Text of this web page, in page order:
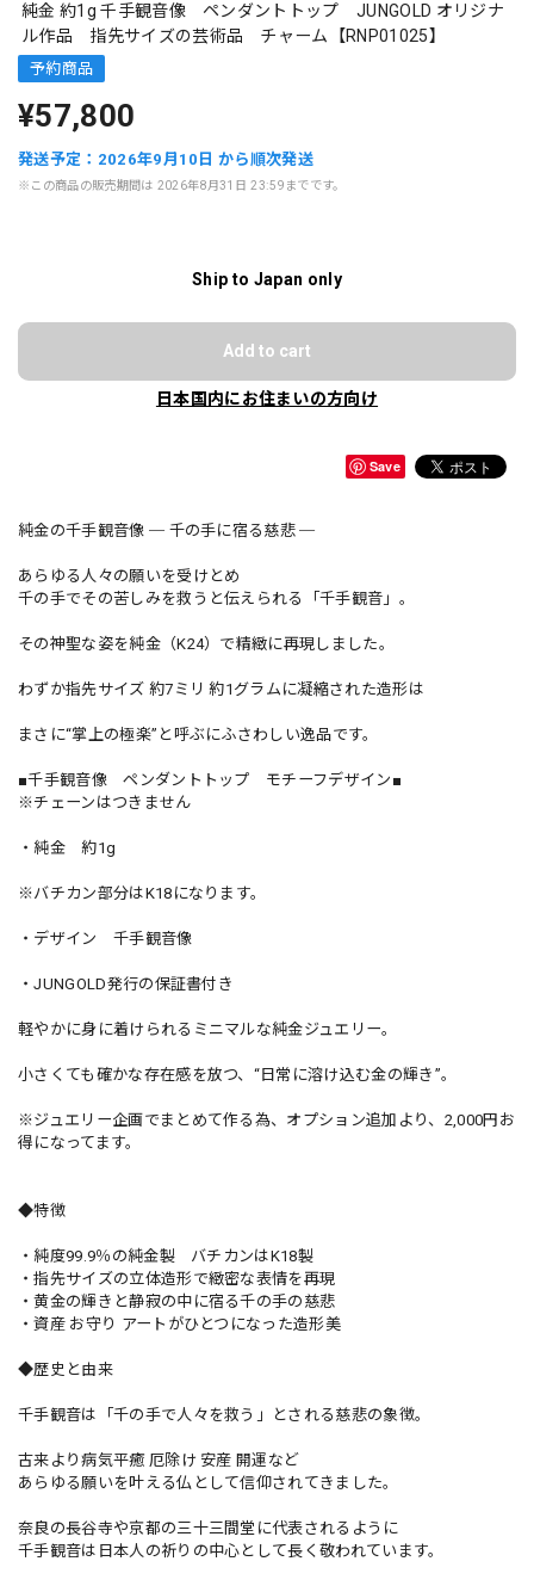
純金 約1g 千手観音像 ペンダントトップ JUNGOLD オリジナ
ル作品 指先サイズの芸術品 チャーム【RNP01025】
予約商品
¥57,800
発送予定：2026年9月10日 から順次発送
※この商品の販売期間は 2026年8月31日 23:59までです。
Ship to Japan only
Add to cart
日本国内にお住まいの方向け
Save
純金の千手観音像 ─ 千の手に宿る慈悲 ─
あらゆる人々の願いを受けとめ
千の手でその苦しみを救うと伝えられる「千手観音」。
その神聖な姿を純金（K24）で精緻に再現しました。
わずか指先サイズ 約7ミリ 約1グラムに凝縮された造形は
まさに“掌上の極楽”と呼ぶにふさわしい逸品です。
■千手観音像 ペンダントトップ モチーフデザイン■
※チェーンはつきません
・純金 約1g
※バチカン部分はK18になります。
・デザイン 千手観音像
・JUNGOLD発行の保証書付き
軽やかに身に着けられるミニマルな純金ジュエリー。
小さくても確かな存在感を放つ、“日常に溶け込む金の輝き”。
※ジュエリー企画でまとめて作る為、オプション追加より、2,000円お
得になってます。
◆特徴
・純度99.9％の純金製 バチカンはK18製
・指先サイズの立体造形で緻密な表情を再現
・黄金の輝きと静寂の中に宿る千の手の慈悲
・資産 お守り アートがひとつになった造形美
◆歴史と由来
千手観音は「千の手で人々を救う」とされる慈悲の象徴。
古来より病気平癒 厄除け 安産 開運など
あらゆる願いを叶える仏として信仰されてきました。
奈良の長谷寺や京都の三十三間堂に代表されるように
千手観音は日本人の祈りの中心として長く敬われています。